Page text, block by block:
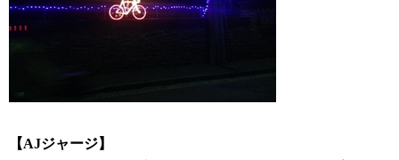
【AJジャージ】